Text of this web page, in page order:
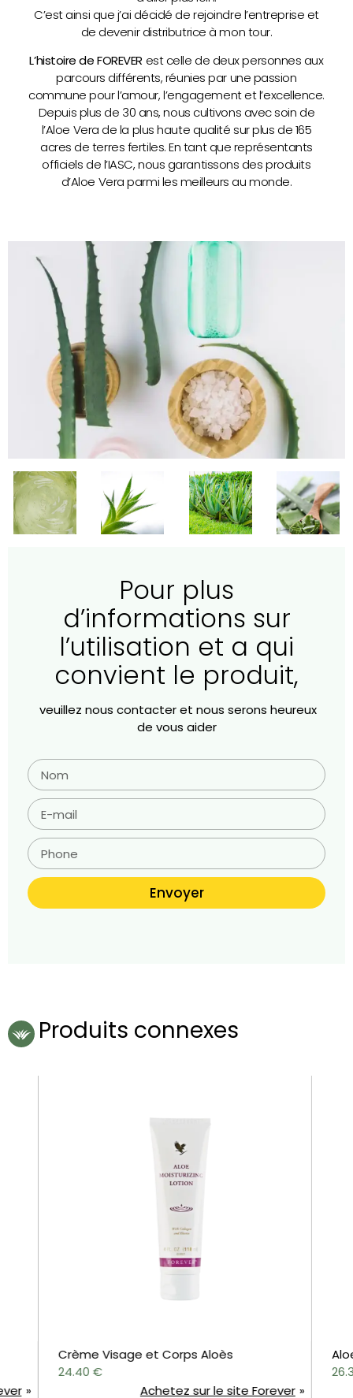
C’est ainsi que j’ai décidé de rejoindre l’entreprise et
de devenir distributrice à mon tour.
L’histoire de FOREVER est celle de deux personnes aux
parcours différents, réunies par une passion
commune pour l’amour, l’engagement et l’excellence.
Depuis plus de 30 ans, nous cultivons avec soin de
l’Aloe Vera de la plus haute qualité sur plus de 165
acres de terres fertiles. En tant que représentants
officiels de l’IASC, nous garantissons des produits
d’Aloe Vera parmi les meilleurs au monde.
Pour plus
d’informations sur
l’utilisation et a qui
convient le produit,
veuillez nous contacter et nous serons heureux
de vous aider
Envoyer
Produits connexes
Crème Visage et Corps Aloès
€
Achetez sur le site Forever
Aloe
€